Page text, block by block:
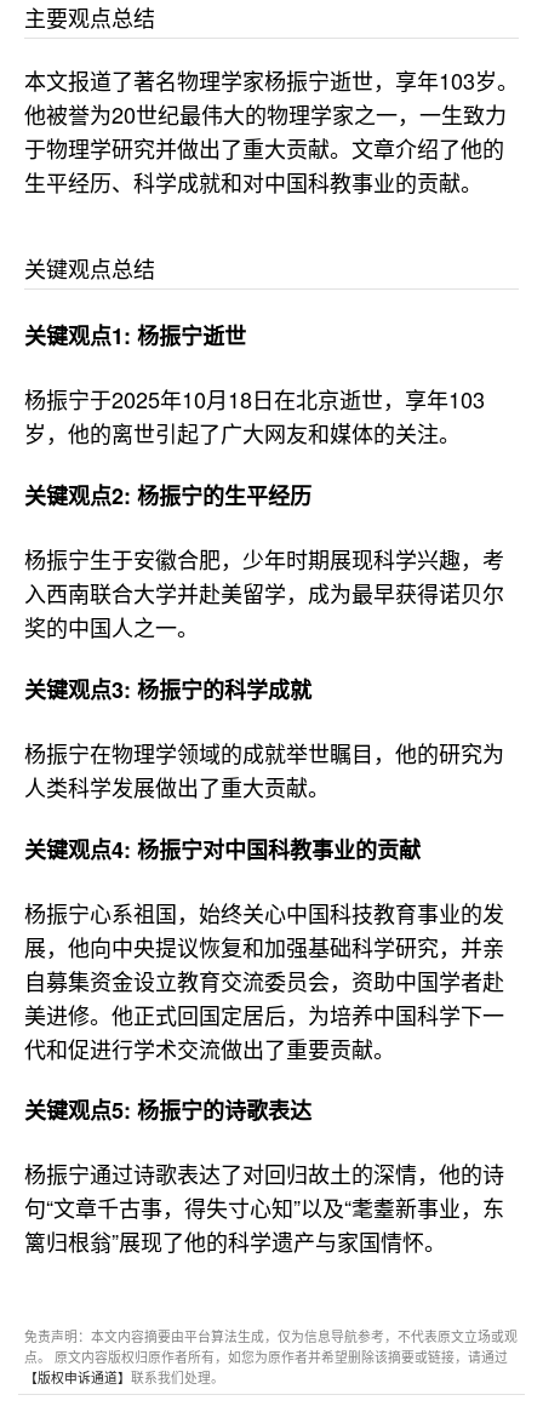
主要观点总结
本文报道了著名物理学家杨振宁逝世，享年103岁。
他被誉为20世纪最伟大的物理学家之一，一生致力
于物理学研究并做出了重大贡献。文章介绍了他的
生平经历、科学成就和对中国科教事业的贡献。
关键观点总结
关键观点1: 杨振宁逝世
杨振宁于2025年10月18日在北京逝世，享年103
岁，他的离世引起了广大网友和媒体的关注。
关键观点2: 杨振宁的生平经历
杨振宁生于安徽合肥，少年时期展现科学兴趣，考
入西南联合大学并赴美留学，成为最早获得诺贝尔
奖的中国人之一。
关键观点3: 杨振宁的科学成就
杨振宁在物理学领域的成就举世瞩目，他的研究为
人类科学发展做出了重大贡献。
关键观点4: 杨振宁对中国科教事业的贡献
杨振宁心系祖国，始终关心中国科技教育事业的发
展，他向中央提议恢复和加强基础科学研究，并亲
自募集资金设立教育交流委员会，资助中国学者赴
美进修。他正式回国定居后，为培养中国科学下一
代和促进行学术交流做出了重要贡献。
关键观点5: 杨振宁的诗歌表达
杨振宁通过诗歌表达了对回归故土的深情，他的诗
句“文章千古事，得失寸心知”以及“耄耋新事业，东
篱归根翁”展现了他的科学遗产与家国情怀。
免责声明：本文内容摘要由平台算法生成，仅为信息导航参考，不代表原文立场或观
点。 原文内容版权归原作者所有，如您为原作者并希望删除该摘要或链接，请通过
【版权申诉通道】 联系我们处理。